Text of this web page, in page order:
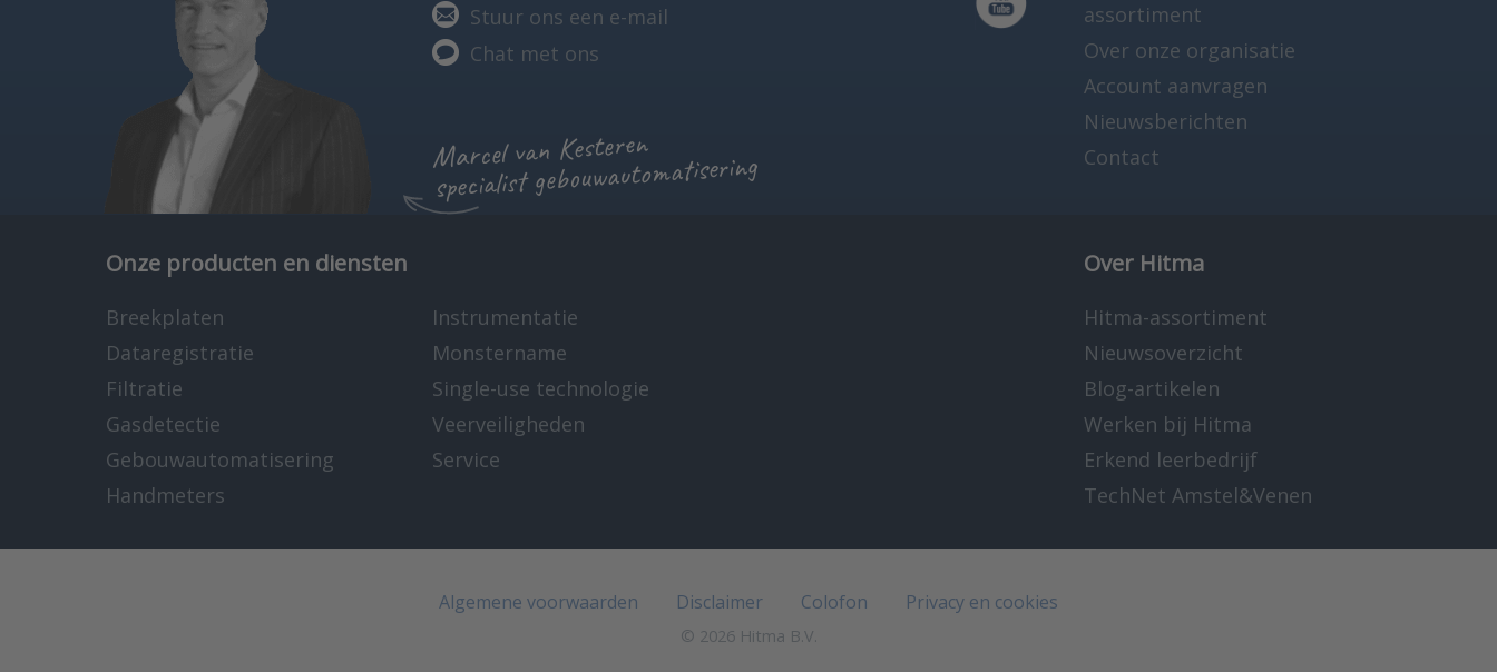
Stuur ons een e-mail
Chat met ons
Marcel van Kesteren
specialist gebouwautomatisering
assortiment
Over onze organisatie
Account aanvragen
Nieuwsberichten
Contact
Onze producten en diensten
Breekplaten
Dataregistratie
Filtratie
Gasdetectie
Gebouwautomatisering
Handmeters
Instrumentatie
Monstername
Single-use technologie
Veerveiligheden
Service
Over Hitma
Hitma-assortiment
Nieuwsoverzicht
Blog-artikelen
Werken bij Hitma
Erkend leerbedrijf
TechNet Amstel&Venen
Algemene voorwaarden Disclaimer Colofon Privacy en cookies
© 2026 Hitma B.V.